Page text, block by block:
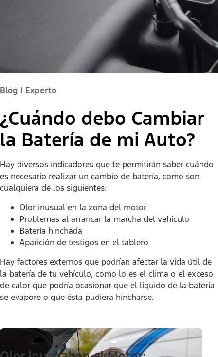
Blog | Experto
¿Cuándo debo Cambiar
la Batería de mi Auto?
Hay diversos indicadores que te permitirán saber cuándo
es necesario realizar un cambio de batería, como son
cualquiera de los siguientes:
Olor inusual en la zona del motor
Problemas al arrancar la marcha del vehículo
Batería hinchada
Aparición de testigos en el tablero
Hay factores externos que podrían afectar la vida útil de
la batería de tu vehículo, como lo es el clima o el exceso
de calor que podría ocasionar que el líquido de la batería
se evapore o que ésta pudiera hincharse.